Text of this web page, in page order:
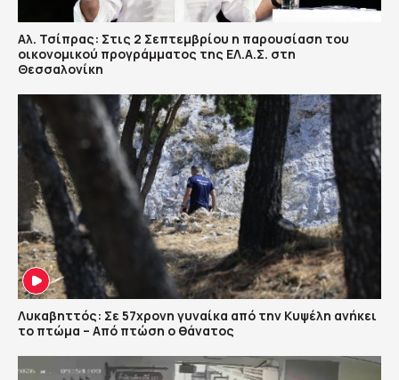
Αλ. Τσίπρας: Στις 2 Σεπτεμβρίου η παρουσίαση του
οικονομικού προγράμματος της ΕΛ.Α.Σ. στη
Θεσσαλονίκη
Λυκαβηττός: Σε 57χρονη γυναίκα από την Κυψέλη ανήκει
το πτώμα – Από πτώση ο θάνατος